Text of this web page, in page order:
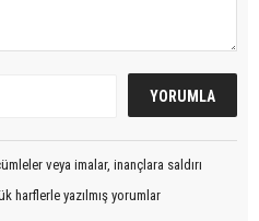
veya imalar, inançlara saldırı
harflerle yazılmış yorumlar